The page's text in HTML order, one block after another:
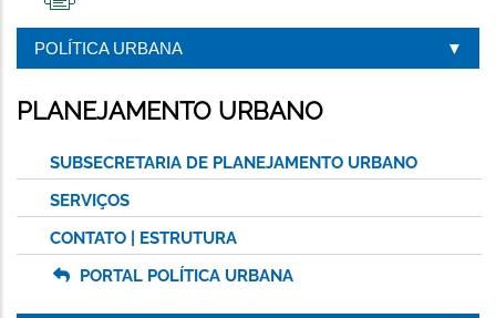
ESTA
PÁGINA
POLÍTICA URBANA
PLANEJAMENTO URBANO
SUBSECRETARIA DE PLANEJAMENTO URBANO
SERVIÇOS
CONTATO | ESTRUTURA
PORTAL POLÍTICA URBANA